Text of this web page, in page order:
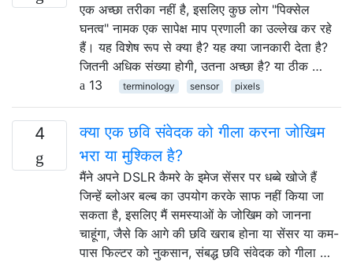
एक अच्छा तरीका नहीं है, इसलिए कुछ लोग "पिक्सेल
घनत्व" नामक एक सापेक्ष माप प्रणाली का उल्लेख कर रहे
हैं। यह विशेष रूप से क्या है? यह क्या जानकारी देता है?
जितनी अधिक संख्या होगी, उतना अच्छा है? या ठीक …
13
terminology sensor pixels
4
क्या एक छवि संवेदक को गीला करना जोखिम
भरा या मुश्किल है?
मैंने अपने DSLR कैमरे के इमेज सेंसर पर धब्बे खोजे हैं
जिन्हें ब्लोअर बल्ब का उपयोग करके साफ नहीं किया जा
सकता है, इसलिए मैं समस्याओं के जोखिम को जानना
चाहूंगा, जैसे कि आगे की छवि खराब होना या सेंसर या कम-
पास फिल्टर को नुकसान, संबद्ध छवि संवेदक को गीला …